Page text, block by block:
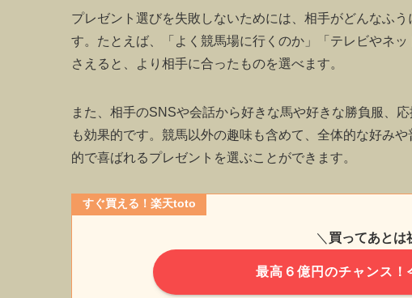
プレゼント選びを失敗しないためには、相手がどんなふ
す。たとえば、「よく競馬場に行くのか」「テレビやネ
さえると、より相手に合ったものを選べます。
また、相手のSNSや会話から好きな馬や好きな勝負服、
も効果的です。競馬以外の趣味も含めて、全体的な好み
的で喜ばれるプレゼントを選ぶことができます。
すぐ買える！楽天toto
＼ 買ってあとは
最高６億円のチャンス